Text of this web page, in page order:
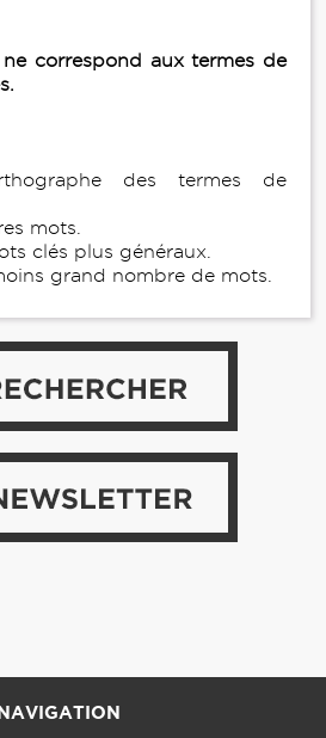
correspond aux termes de
des termes de
mots.
clés plus généraux.
grand nombre de mots.